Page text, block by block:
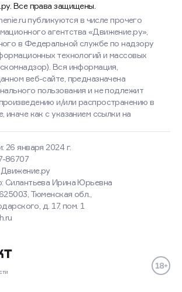
Все права защищены.
26 января 2024 г.
86707
Силантьева Ирина Юрьевна
Тюменская обл.,
д. 17, пом. 1
публикуются в числе прочего
агентства «Движение.ру»,
в Федеральной службе по надзору
технологий и массовых
Вся информация,
веб-сайте, предназначена
пользования и не подлежит
и/или распространению в
иначе как с указанием ссылки на
на сайте, вы
с использованием